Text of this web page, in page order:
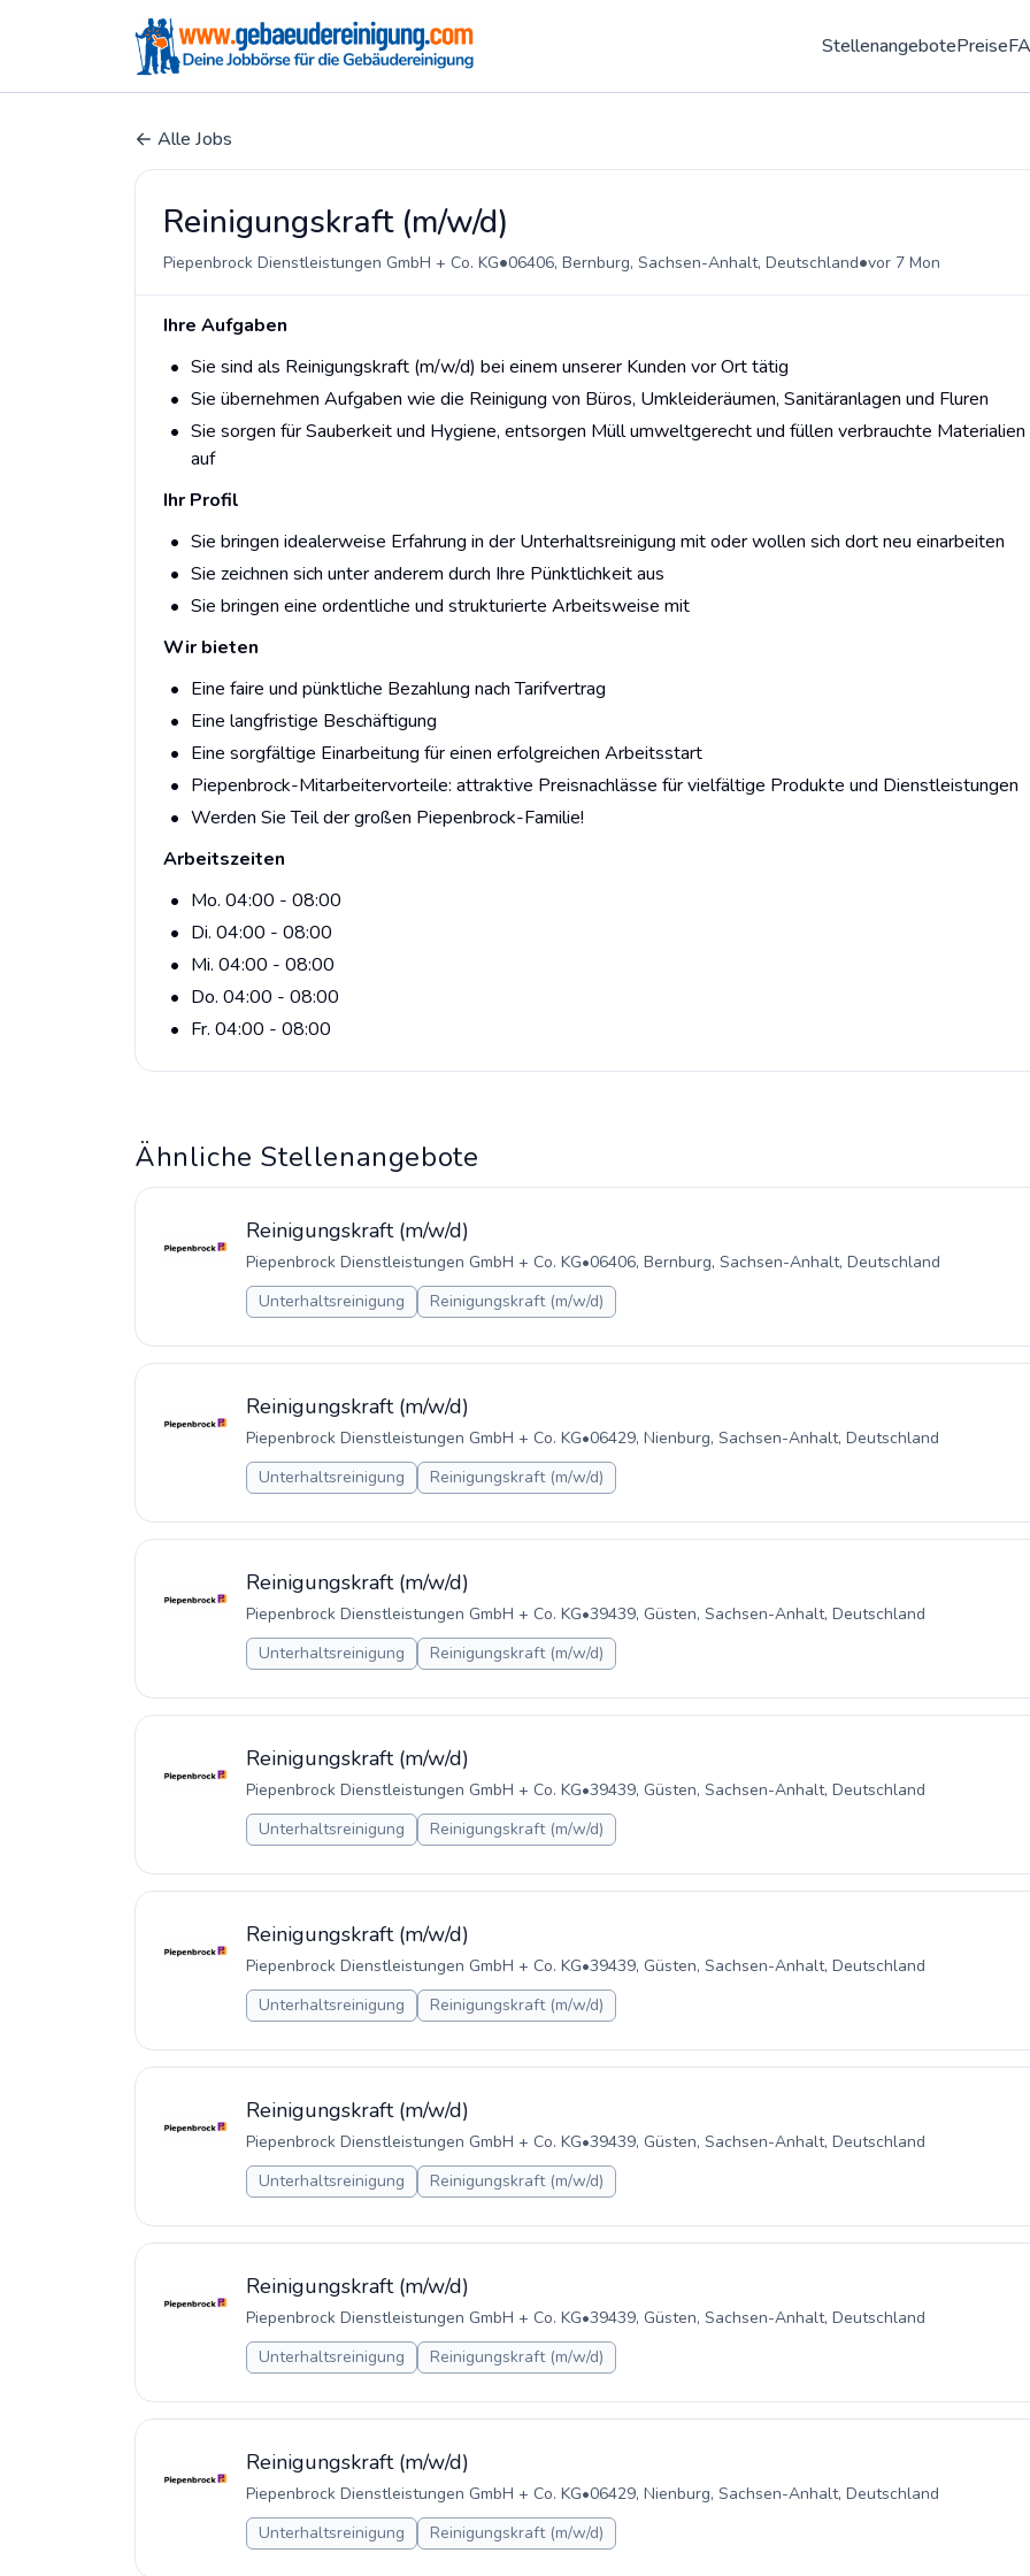
StellenangebotePreise
Alle Jobs
Reinigungskraft (m/w/d)
Piepenbrock Dienstleistungen GmbH + Co. KG•06406, Bernburg, Sachsen-Anhalt, Deutschland•vor 7 Mon
Ihre Aufgaben
Sie sind als Reinigungskraft (m/w/d) bei einem unserer Kunden vor Ort tätig
Sie übernehmen Aufgaben wie die Reinigung von Büros, Umkleideräumen, Sanitäranlagen und Fluren
Sie sorgen für Sauberkeit und Hygiene, entsorgen Müll umweltgerecht und füllen verbrauchte Materialien
auf
Ihr Profil
Sie bringen idealerweise Erfahrung in der Unterhaltsreinigung mit oder wollen sich dort neu einarbeiten
Sie zeichnen sich unter anderem durch Ihre Pünktlichkeit aus
Sie bringen eine ordentliche und strukturierte Arbeitsweise mit
Wir bieten
Eine faire und pünktliche Bezahlung nach Tarifvertrag
Eine langfristige Beschäftigung
Eine sorgfältige Einarbeitung für einen erfolgreichen Arbeitsstart
Piepenbrock-Mitarbeitervorteile: attraktive Preisnachlässe für vielfältige Produkte und Dienstleistungen
Werden Sie Teil der großen Piepenbrock-Familie!
Arbeitszeiten
Mo. 04:00 - 08:00
Di. 04:00 - 08:00
Mi. 04:00 - 08:00
Do. 04:00 - 08:00
Fr. 04:00 - 08:00
Ähnliche Stellenangebote
Reinigungskraft (m/w/d)
Piepenbrock Dienstleistungen GmbH + Co. KG•06406, Bernburg, Sachsen-Anhalt, Deutschland
Unterhaltsreinigung
Reinigungskraft (m/w/d)
Reinigungskraft (m/w/d)
Piepenbrock Dienstleistungen GmbH + Co. KG•06429, Nienburg, Sachsen-Anhalt, Deutschland
Unterhaltsreinigung
Reinigungskraft (m/w/d)
Reinigungskraft (m/w/d)
Piepenbrock Dienstleistungen GmbH + Co. KG•39439, Güsten, Sachsen-Anhalt, Deutschland
Unterhaltsreinigung
Reinigungskraft (m/w/d)
Reinigungskraft (m/w/d)
Piepenbrock Dienstleistungen GmbH + Co. KG•39439, Güsten, Sachsen-Anhalt, Deutschland
Unterhaltsreinigung
Reinigungskraft (m/w/d)
Reinigungskraft (m/w/d)
Piepenbrock Dienstleistungen GmbH + Co. KG•39439, Güsten, Sachsen-Anhalt, Deutschland
Unterhaltsreinigung
Reinigungskraft (m/w/d)
Reinigungskraft (m/w/d)
Piepenbrock Dienstleistungen GmbH + Co. KG•39439, Güsten, Sachsen-Anhalt, Deutschland
Unterhaltsreinigung
Reinigungskraft (m/w/d)
Reinigungskraft (m/w/d)
Piepenbrock Dienstleistungen GmbH + Co. KG•39439, Güsten, Sachsen-Anhalt, Deutschland
Unterhaltsreinigung
Reinigungskraft (m/w/d)
Reinigungskraft (m/w/d)
Piepenbrock Dienstleistungen GmbH + Co. KG•06429, Nienburg, Sachsen-Anhalt, Deutschland
Unterhaltsreinigung
Reinigungskraft (m/w/d)